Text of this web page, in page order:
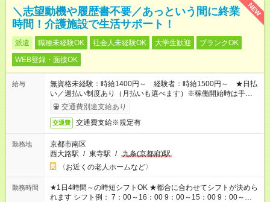
NEW
＼志望動機や履歴書不要／あっという間に終業
時間！介護施設で生活サポート！
派遣 職種未経験OK 社会人未経験OK 大学生歓迎
ブランクOK
WEB登録・面接OK
給与
無資格未経験：時給1400円～ 経験者：時給1500円～ ★日払
い／週払い制度あり（月払いも選べます）※稼働開始時は手続き
完了次第のお支払いとなります。
交通費別途支給あり
交通費 交通費支給※規定有
勤務地
京都市南区
西大路駅 / 東寺駅 / 九条(京都府)駅
〈お近くの老人ホームなど〉
勤務時間
★1日4時間～の時短シフトOK ★都合に合わせてシフトが決めら
れます シフト例： 7：00～16：00 9：00～15：00 9：00～